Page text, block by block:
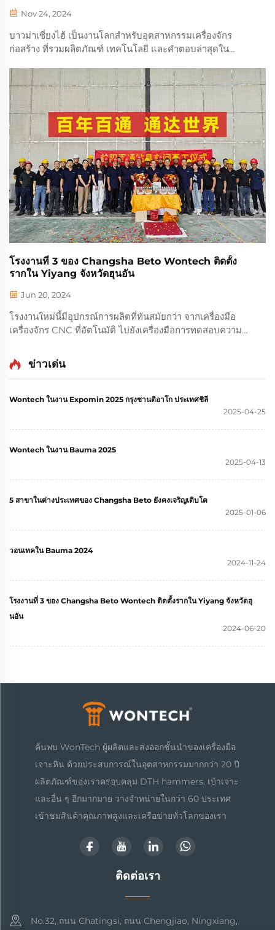
Nov 24, 2024
บาวม่าเซี่ยงไฮ้ เป็นงานโลกสําหรับอุตสาหกรรมเครื่องจักร
ก่อสร้าง ที่รวมผลิตภัณฑ์ เทคโนโลยี และคําตอบล่าสุดใน
มือเจาะ Wontech แสดง
โรงงานที่ 3 ของ Changsha Beto Wontech ติดตั้ง
รากใน Yiyang จังหวัดฮุนอัน
Jun 20, 2024
โรงงานใหม่นี้มีอุปกรณ์การผลิตที่ทันสมัยกว่า จากเครื่องมือ
เครื่องจักร CNC ที่อัตโนมัติ ไปยังเครื่องมือการทดสอบความ
ข่าวเด่น
Wontech ในงาน Expomin 2025 กรุงซานติอาโก ประเทศชิลี
2025-04-25
Wontech ในงาน Bauma 2025
2025-04-13
5 สาขาในต่างประเทศของ Changsha Beto ยังคงเจริญเติบโต
2025-01-06
วอนเทคใน Bauma 2024
2024-11-24
โรงงานที่ 3 ของ Changsha Beto Wontech ติดตั้งรากใน Yiyang จังหวัดฮุ
นอัน
2024-06-20
ค้นพบ WonTech ผู้ผลิตและส่งออกชั้นนำของเครื่องมือ
เจาะหิน ด้วยประสบการณ์ในอุตสาหกรรมมากกว่า 20 ปี
ผลิตภัณฑ์ของเราครอบคลุม DTH hammers, เบ้าเจาะ
และอื่น ๆ อีกมากมาย วางจำหน่ายในกว่า 60 ประเทศ
เข้าชมสินค้าคุณภาพสูงและเครือข่ายทั่วโลกของเรา
ติดต่อเรา
No.32, ถนน Chatingsi, ถนน Chengjiao, Ningxiang,